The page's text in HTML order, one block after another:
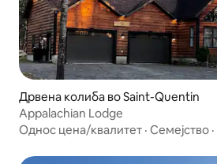
Дрвена колиба во Saint-Quentin
Appalachian Lodge
Однос цена/квалитет · Семејство ·